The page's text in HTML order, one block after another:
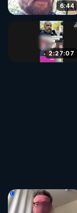
6:44
2:27:07